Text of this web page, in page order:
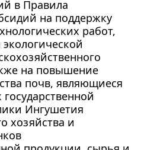
в Правила
на поддержку
работ,
на повышение
почв, являющиеся
Ингушетия
хозяйства и